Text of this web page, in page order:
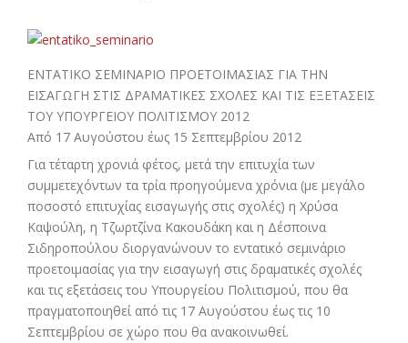
ΕΝΤΑΤΙΚΟ ΣΕΜΙΝΑΡΙΟ ΠΡOΕΤΟΙΜΑΣΙΑΣ ΓΙΑ ΤΗΝ
ΕΙΣΑΓΩΓΗ ΣΤΙΣ ΔΡΑΜΑΤΙΚΕΣ ΣΧΟΛΕΣ ΚΑΙ ΤΙΣ ΕΞΕΤΑΣΕΙΣ
ΤΟΥ ΥΠΟΥΡΓΕΙΟΥ ΠΟΛΙΤΙΣΜΟΥ 2012
Από 17 Αυγούστου έως 15 Σεπτεμβρίου 2012
Για τέταρτη χρονιά φέτος, μετά την επιτυχία των
συμμετεχόντων τα τρία προηγούμενα χρόνια (με μεγάλο
ποσοστό επιτυχίας εισαγωγής στις σχολές) η Χρύσα
Καψούλη, η Τζωρτζίνα Κακουδάκη και η Δέσποινα
Σιδηροπούλου διοργανώνουν το εντατικό σεμινάριο
προετοιμασίας για την εισαγωγή στις δραματικές σχολές
και τις εξετάσεις του Υπουργείου Πολιτισμού, που θα
πραγματοποιηθεί από τις 17 Αυγούστου έως τις 10
Σεπτεμβρίου σε χώρο που θα ανακοινωθεί.